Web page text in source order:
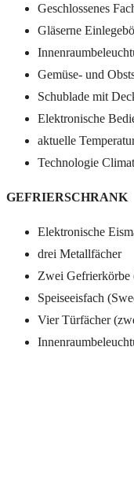
Geschlossenes
Gläserne
Gemüse- und
Schublade mit
Elektronische
aktuelle
Technologie
GEFRIERSCHRANK
Elektronische
drei Metallfächer
Zwei Gefrierkörbe
Speiseeisfach
Vier Türfächer